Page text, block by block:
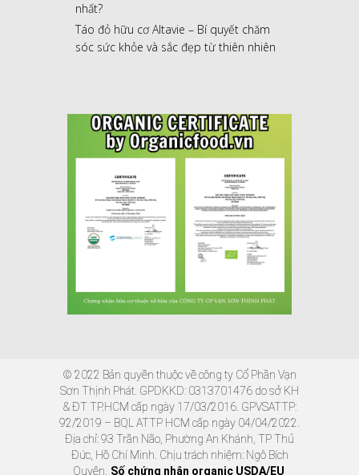
nhất?
Táo đỏ hữu cơ Altavie – Bí quyết chăm
sóc sức khỏe và sắc đẹp từ thiên nhiên
© 2022 Bản quyền thuộc về công ty Cổ Phần Vạn
Sơn Thịnh Phát. GPDKKD: 0313701476 do sở KH
& ĐT TP.HCM cấp ngày 17/03/2016. GPVSATTP:
92/2019 – BQL ATTP HCM cấp ngày 04/04/2022.
Địa chỉ: 93 Trần Não, Phường An Khánh, TP Thủ
Đức, Hồ Chí Minh. Chịu trách nhiệm: Ngô Bích
Quyên. Số chứng nhận organic USDA/EU